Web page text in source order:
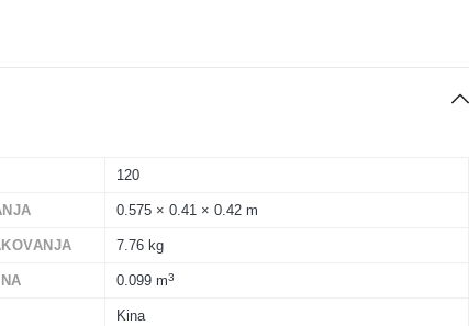
120
0.575 × 0.41 × 0.42 m
7.76 kg
0.099 m3
Kina